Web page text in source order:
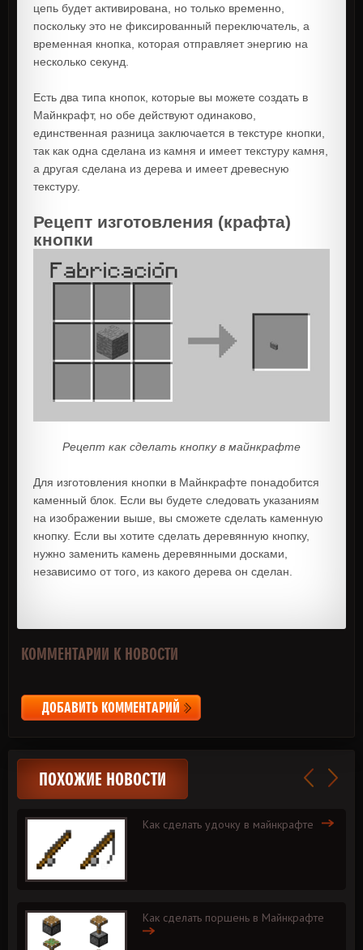
цепь будет активирована, но только временно,
поскольку это не фиксированный переключатель, а
временная кнопка, которая отправляет энергию на
несколько секунд.
Есть два типа кнопок, которые вы можете создать в
Майнкрафт, но обе действуют одинаково,
единственная разница заключается в текстуре кнопки,
так как одна сделана из камня и имеет текстуру камня,
а другая сделана из дерева и имеет древесную
текстуру.
Рецепт изготовления (крафта)
кнопки
Рецепт как сделать кнопку в майнкрафте
Для изготовления кнопки в Майнкрафте понадобится
каменный блок. Если вы будете следовать указаниям
на изображении выше, вы сможете сделать каменную
кнопку. Если вы хотите сделать деревянную кнопку,
нужно заменить камень деревянными досками,
независимо от того, из какого дерева он сделан.
КОММЕНТАРИИ К НОВОСТИ
ДОБАВИТЬ КОММЕНТАРИЙ
ПОХОЖИЕ НОВОСТИ
Как сделать удочку в майнкрафте
Как сделать поршень в Майнкрафте